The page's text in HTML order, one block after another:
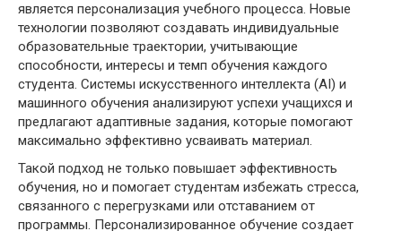
является персонализация учебного процесса. Новые
технологии позволяют создавать индивидуальные
образовательные траектории, учитывающие
способности, интересы и темп обучения каждого
студента. Системы искусственного интеллекта (AI) и
машинного обучения анализируют успехи учащихся и
предлагают адаптивные задания, которые помогают
максимально эффективно усваивать материал.
Такой подход не только повышает эффективность
обучения, но и помогает студентам избежать стресса,
связанного с перегрузками или отставанием от
программы. Персонализированное обучение создает